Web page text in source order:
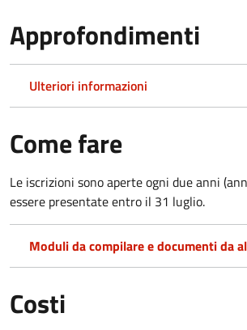
Approfondimenti
Ulteriori informazioni
Come fare
Le iscrizioni sono aperte ogni due anni
essere presentate entro il 31 luglio.
Moduli da compilare e documenti da
Costi